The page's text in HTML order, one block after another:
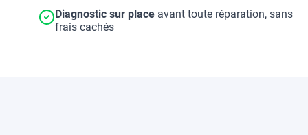
Diagnostic sur place avant toute réparation, sans
frais cachés